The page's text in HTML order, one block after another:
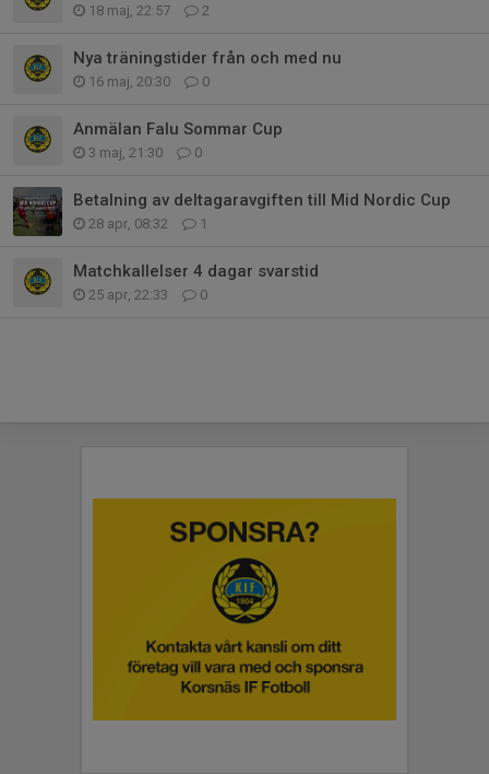
18 maj, 22:57 2
Nya träningstider från och med nu
16 maj, 20:30 0
Anmälan Falu Sommar Cup
3 maj, 21:30 0
Betalning av deltagaravgiften till Mid Nordic Cup
28 apr, 08:32 1
Matchkallelser 4 dagar svarstid
25 apr, 22:33 0